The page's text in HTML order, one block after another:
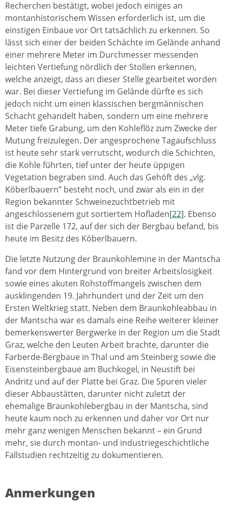
Recherchen bestätigt, wobei jedoch einiges an
montanhistorischem Wissen erforderlich ist, um die
einstigen Einbaue vor Ort tatsächlich zu erkennen. So
lässt sich einer der beiden Schächte im Gelände anhand
einer mehrere Meter im Durchmesser messenden
leichten Vertiefung nördlich der Stollen erkennen,
welche anzeigt, dass an dieser Stelle gearbeitet worden
war. Bei dieser Vertiefung im Gelände dürfte es sich
jedoch nicht um einen klassischen bergmännischen
Schacht gehandelt haben, sondern um eine mehrere
Meter tiefe Grabung, um den Kohleflöz zum Zwecke der
Mutung freizulegen. Der angesprochene Tagaufschluss
ist heute sehr stark verrutscht, wodurch die Schichten,
die Kohle führten, tief unter der heute üppigen
Vegetation begraben sind. Auch das Gehöft des „vlg.
Köberlbauern” besteht noch, und zwar als ein in der
Region bekannter Schweinezuchtbetrieb mit
angeschlossenem gut sortiertem Hofladen[22]. Ebenso
ist die Parzelle 172, auf der sich der Bergbau befand, bis
heute im Besitz des Köberlbauern.
Die letzte Nutzung der Braunkohlemine in der Mantscha
fand vor dem Hintergrund von breiter Arbeitslosigkeit
sowie eines akuten Rohstoffmangels zwischen dem
ausklingenden 19. Jahrhundert und der Zeit um den
Ersten Weltkrieg statt. Neben dem Braunkohleabbau in
der Mantscha war es damals eine Reihe weiterer kleiner
bemerkenswerter Bergwerke in der Region um die Stadt
Graz, welche den Leuten Arbeit brachte, darunter die
Farberde-Bergbaue in Thal und am Steinberg sowie die
Eisensteinbergbaue am Buchkogel, in Neustift bei
Andritz und auf der Platte bei Graz. Die Spuren vieler
dieser Abbaustätten, darunter nicht zuletzt der
ehemalige Braunkohlebergbau in der Mantscha, sind
heute kaum noch zu erkennen und daher vor Ort nur
mehr ganz wenigen Menschen bekannt – ein Grund
mehr, sie durch montan‑ und industriegeschichtliche
Fallstudien rechtzeitig zu dokumentieren.
Anmerkungen